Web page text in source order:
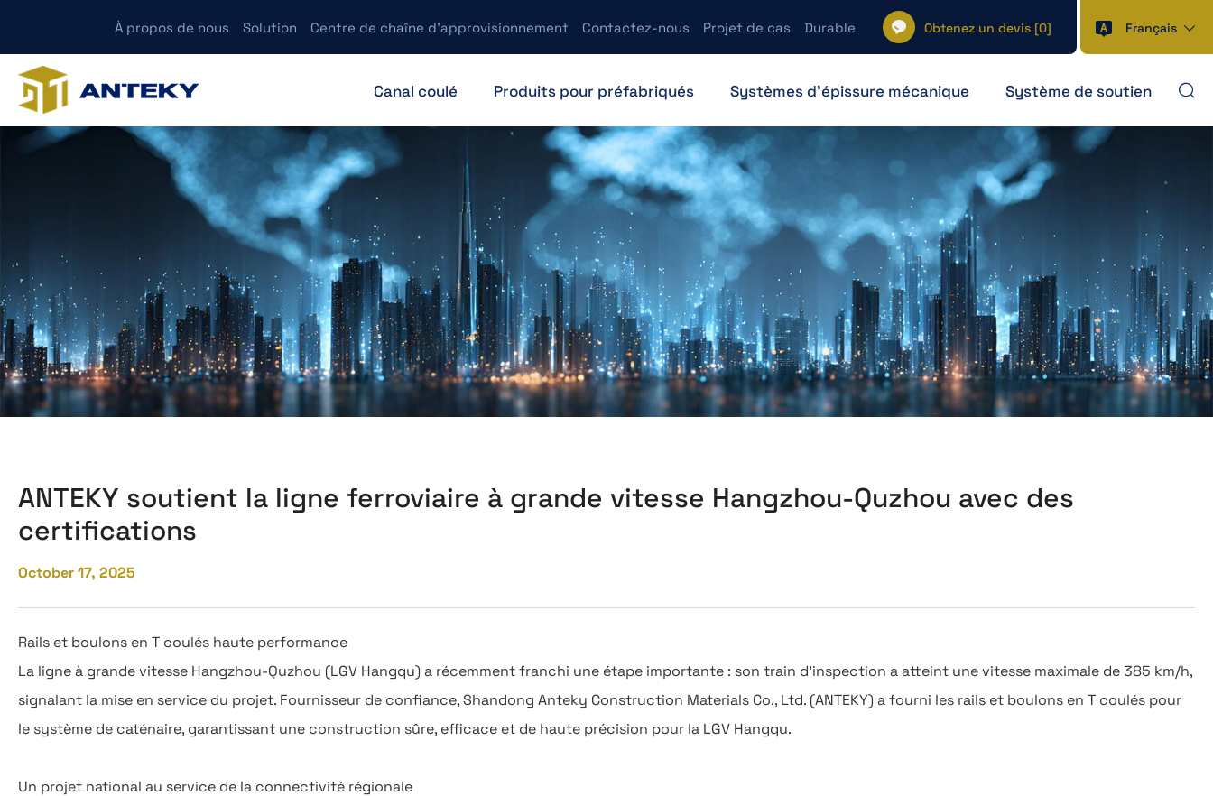
Français
Obtenez un devis [0]
À propos de nous Solution Centre de chaîne d’approvisionnement Contactez-nous Projet de cas Durable
Canal coulé Produits pour préfabriqués Systèmes d'épissure mécanique Système de soutien
ANTEKY soutient la ligne ferroviaire à grande vitesse Hangzhou-Quzhou avec des
certifications
October 17, 2025
Rails et boulons en T coulés haute performance
La ligne à grande vitesse Hangzhou-Quzhou (LGV Hangqu) a récemment franchi une étape importante : son train d'inspection a atteint une vitesse maximale de 385 km/h,
signalant la mise en service du projet. Fournisseur de confiance, Shandong Anteky Construction Materials Co., Ltd. (ANTEKY) a fourni les rails et boulons en T coulés pour
le système de caténaire, garantissant une construction sûre, efficace et de haute précision pour la LGV Hangqu.
Un projet national au service de la connectivité régionale